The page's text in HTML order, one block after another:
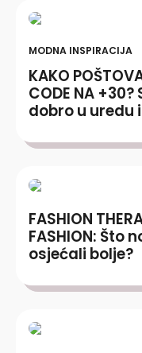
MODNA INSPIRACIJA
KAKO
CODE NA
dobro u uredu
FASHION
FASHION: Što
osjećali bolje?